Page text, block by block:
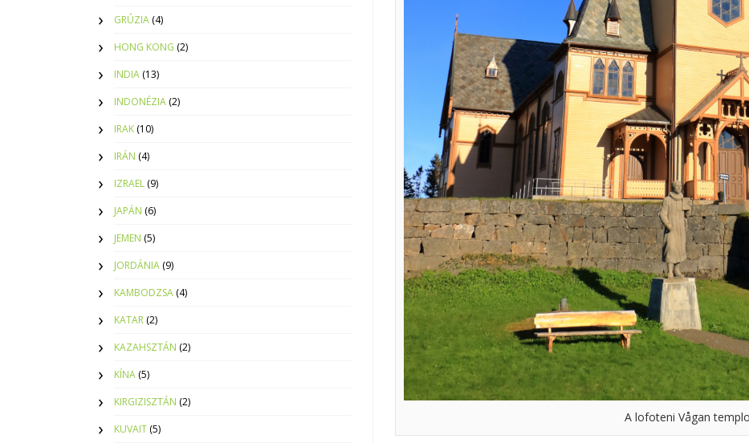
A lofoteni Vågan
GRÚZIA (4)
HONG KONG (2)
INDIA (13)
INDONÉZIA (2)
IRAK (10)
IRÁN (4)
IZRAEL (9)
JAPÁN (6)
JEMEN (5)
JORDÁNIA (9)
KAMBODZSA (4)
KATAR (2)
KAZAHSZTÁN (2)
KÍNA (5)
KIRGIZISZTÁN (2)
KUVAIT (5)